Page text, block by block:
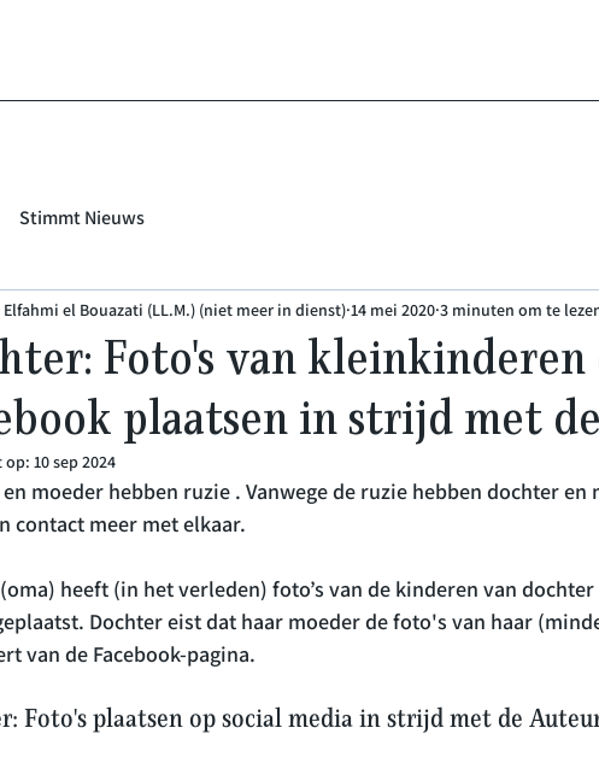
Stimmt Nieuws
Foto's van kleinkinderen
plaatsen in strijd met
Elfahmi el Bouazati (LL.M.) (niet meer in dienst) 14 mei 2020 3 minuten om te
op: 10 sep 2024
moeder hebben ruzie . Vanwege de ruzie hebben dochter en
contact meer met elkaar.
heeft (in het verleden) foto’s van de kinderen van dochter
Dochter eist dat haar moeder de foto's van haar
Foto's plaatsen op social media in strijd met de